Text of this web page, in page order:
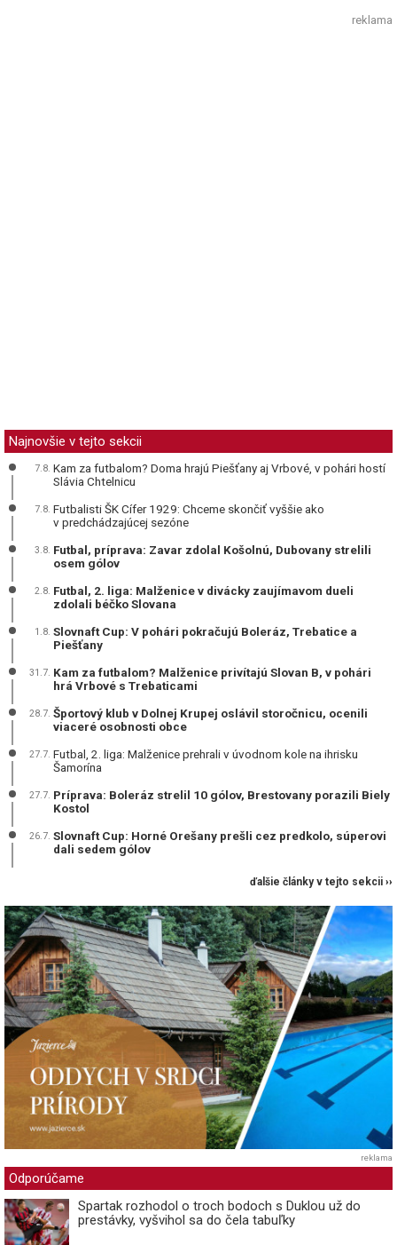
reklama
Najnovšie v tejto sekcii
7.8. Kam za futbalom? Doma hrajú Piešťany aj Vrbové, v pohári hostí
Slávia Chtelnicu
7.8. Futbalisti ŠK Cífer 1929: Chceme skončiť vyššie ako
v predchádzajúcej sezóne
3.8. Futbal, príprava: Zavar zdolal Košolnú, Dubovany strelili
osem gólov
2.8. Futbal, 2. liga: Malženice v divácky zaujímavom dueli
zdolali béčko Slovana
1.8. Slovnaft Cup: V pohári pokračujú Boleráz, Trebatice a
Piešťany
31.7. Kam za futbalom? Malženice privítajú Slovan B, v pohári
hrá Vrbové s Trebaticami
28.7. Športový klub v Dolnej Krupej oslávil storočnicu, ocenili
viaceré osobnosti obce
27.7. Futbal, 2. liga: Malženice prehrali v úvodnom kole na ihrisku
Šamorína
27.7. Príprava: Boleráz strelil 10 gólov, Brestovany porazili Biely
Kostol
26.7. Slovnaft Cup: Horné Orešany prešli cez predkolo, súperovi
dali sedem gólov
ďalšie články v tejto sekcii ››
reklama
Odporúčame
Spartak rozhodol o troch bodoch s Duklou už do
prestávky, vyšvihol sa do čela tabuľky